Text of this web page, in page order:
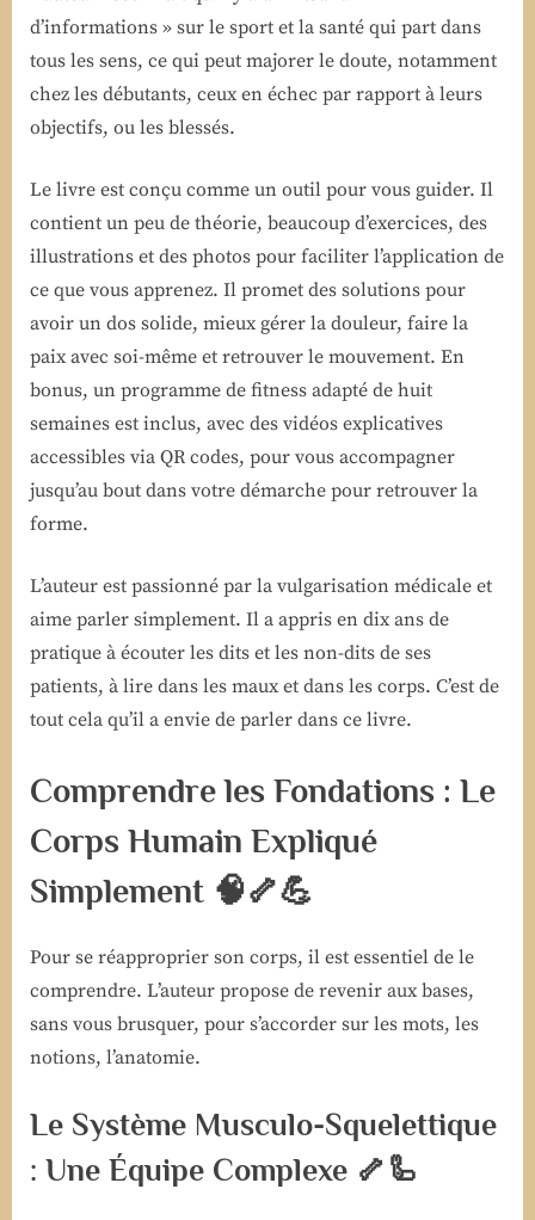
d’informations » sur le sport et la santé qui part dans
tous les sens, ce qui peut majorer le doute, notamment
chez les débutants, ceux en échec par rapport à leurs
objectifs, ou les blessés.
Le livre est conçu comme un outil pour vous guider. Il
contient un peu de théorie, beaucoup d’exercices, des
illustrations et des photos pour faciliter l’application de
ce que vous apprenez. Il promet des solutions pour
avoir un dos solide, mieux gérer la douleur, faire la
paix avec soi-même et retrouver le mouvement. En
bonus, un programme de fitness adapté de huit
semaines est inclus, avec des vidéos explicatives
accessibles via QR codes, pour vous accompagner
jusqu’au bout dans votre démarche pour retrouver la
forme.
L’auteur est passionné par la vulgarisation médicale et
aime parler simplement. Il a appris en dix ans de
pratique à écouter les dits et les non-dits de ses
patients, à lire dans les maux et dans les corps. C’est de
tout cela qu’il a envie de parler dans ce livre.
Comprendre les Fondations : Le
Corps Humain Expliqué
Simplement 🧠🦴💪
Pour se réapproprier son corps, il est essentiel de le
comprendre. L’auteur propose de revenir aux bases,
sans vous brusquer, pour s’accorder sur les mots, les
notions, l’anatomie.
Le Système Musculo-Squelettique
: Une Équipe Complexe 🦴🦾